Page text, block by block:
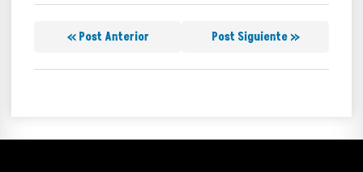
« Post Anterior Post Siguiente »